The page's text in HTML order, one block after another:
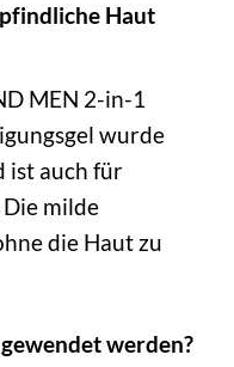
Haut
MEN 2-in-1
wurde
ist auch für
milde
die Haut zu
werden?